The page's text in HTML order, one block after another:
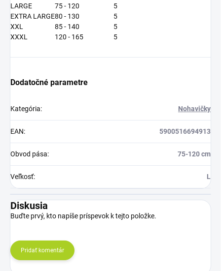
LARGE
75 - 120
5
EXTRA LARGE80 - 130
5
XXL
85 - 140
5
XXXL
120 - 165 5
Dodatočné parametre
Kategória: Nohavičky
EAN: 5900516694913
Obvod pása: 75-120 cm
Veľkosť: L
Diskusia
Buďte prvý, kto napíše príspevok k tejto položke.
Pridať komentár